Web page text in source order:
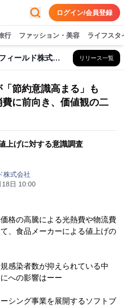
ログイン/会員登録
行 ファッション・美容 ライフスタ
ソフトブレーン・フィールド株式会社 リリース一覧
節約意識高まる」も
費に前向き、価値観の二
上げに対する意識調査
株式会社
18日 10:00
格の高騰による光熱費や物流費
、食品メーカーによる値上げの
感染者数が抑えられている中
への影響はーー
シング事業を展開するソフトブ